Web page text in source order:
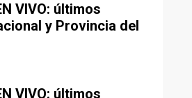
VIVO: últimos
y Provincia del
VIVO: últimos